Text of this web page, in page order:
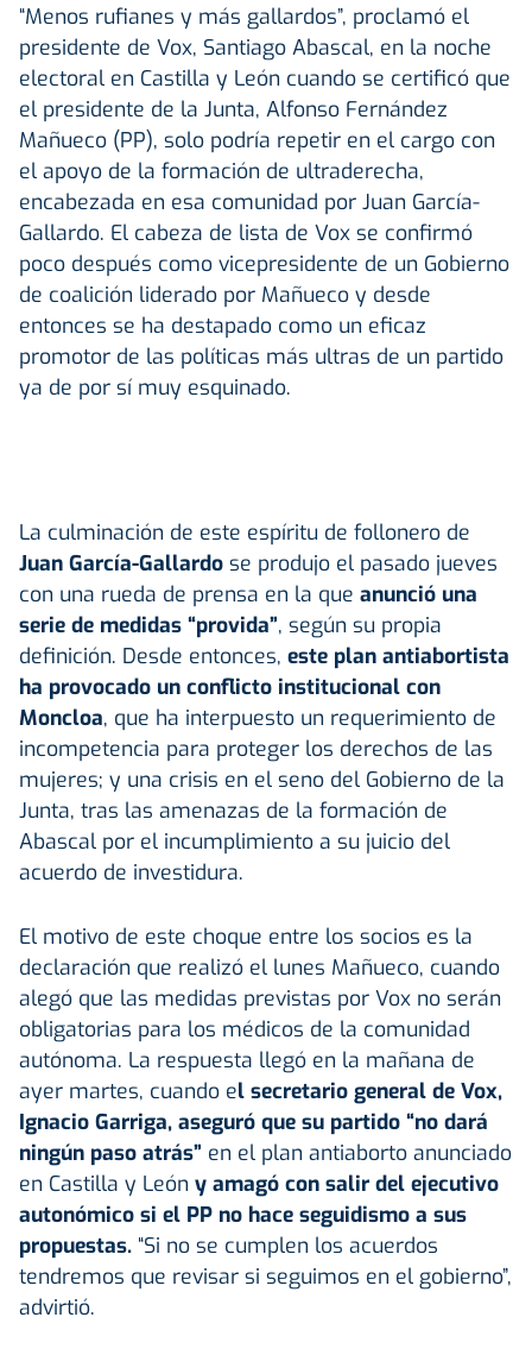
“Menos rufianes y más gallardos”, proclamó el
presidente de Vox, Santiago Abascal, en la noche
electoral en Castilla y León cuando se certificó que
el presidente de la Junta, Alfonso Fernández
Mañueco (PP), solo podría repetir en el cargo con
el apoyo de la formación de ultraderecha,
encabezada en esa comunidad por Juan García-
Gallardo. El cabeza de lista de Vox se confirmó
poco después como vicepresidente de un Gobierno
de coalición liderado por Mañueco y desde
entonces se ha destapado como un eficaz
promotor de las políticas más ultras de un partido
ya de por sí muy esquinado.
La culminación de este espíritu de follonero de
Juan García-Gallardo se produjo el pasado jueves
con una rueda de prensa en la que anunció una
serie de medidas “provida”, según su propia
definición. Desde entonces, este plan antiabortista
ha provocado un conflicto institucional con
Moncloa, que ha interpuesto un requerimiento de
incompetencia para proteger los derechos de las
mujeres; y una crisis en el seno del Gobierno de la
Junta, tras las amenazas de la formación de
Abascal por el incumplimiento a su juicio del
acuerdo de investidura.
El motivo de este choque entre los socios es la
declaración que realizó el lunes Mañueco, cuando
alegó que las medidas previstas por Vox no serán
obligatorias para los médicos de la comunidad
autónoma. La respuesta llegó en la mañana de
ayer martes, cuando el secretario general de Vox,
Ignacio Garriga, aseguró que su partido “no dará
ningún paso atrás” en el plan antiaborto anunciado
en Castilla y León y amagó con salir del ejecutivo
autonómico si el PP no hace seguidismo a sus
propuestas. “Si no se cumplen los acuerdos
tendremos que revisar si seguimos en el gobierno”,
advirtió.